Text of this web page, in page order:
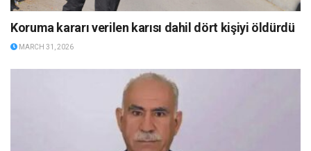
Koruma kararı verilen karısı dahil dört kişiyi öldürdü
MARCH 31, 2026